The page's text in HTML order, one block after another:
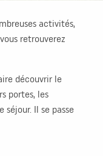
activités,
retrouverez
découvrir le
portes, les
Il se passe